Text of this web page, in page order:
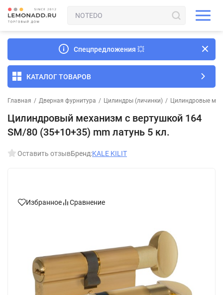
Спецпредложения 💥
КАТАЛОГ ТОВАРОВ
Главная / Дверная фурнитура / Цилиндры (личинки) / Цилиндровые
Цилиндровый механизм с вертушкой 164
SM/80 (35+10+35) mm латунь 5 кл.
Оставить отзывБренд:KALE KILIT
Избранное Сравнение